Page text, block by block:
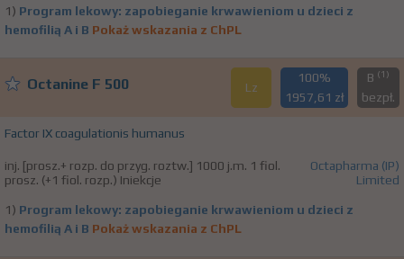
1) Program lekowy: zapobieganie krwawieniom u dzieci z
hemofilią A i B Pokaż wskazania z ChPL
Octanine F 500 Lz
100%
1957,61 zł
B (1)
bezpł.
Factor IX coagulationis humanus
inj. [prosz.+ rozp. do przyg. roztw.] 1000 j.m. 1 fiol.
prosz. (+1 fiol. rozp.) Iniekcje
Octapharma (IP)
Limited
1) Program lekowy: zapobieganie krwawieniom u dzieci z
hemofilią A i B Pokaż wskazania z ChPL